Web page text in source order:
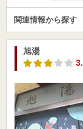
関連情報から探す
旭湯